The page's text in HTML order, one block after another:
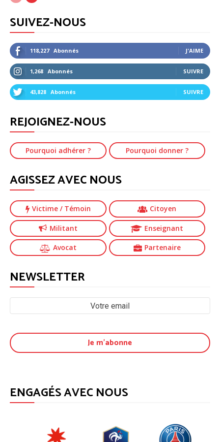
SUIVEZ-NOUS
118,227 Abonnés J'AIME
1,268 Abonnés SUIVRE
43,828 Abonnés SUIVRE
REJOIGNEZ-NOUS
Pourquoi adhérer ? Pourquoi donner ?
AGISSEZ AVEC NOUS
Victime / Témoin Citoyen
Militant Enseignant
Avocat Partenaire
NEWSLETTER
ENGAGÉS AVEC NOUS